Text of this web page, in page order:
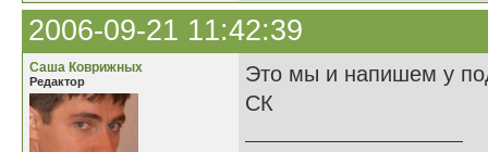
2006-09-21 11:42:39
Саша Коврижных
Редактор
Это мы и напишем у
СК